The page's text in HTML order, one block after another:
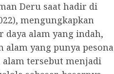
Deru saat hadir di
mengungkapkan
daya alam yang indah,
yang punya pesona
tersebut menjadi